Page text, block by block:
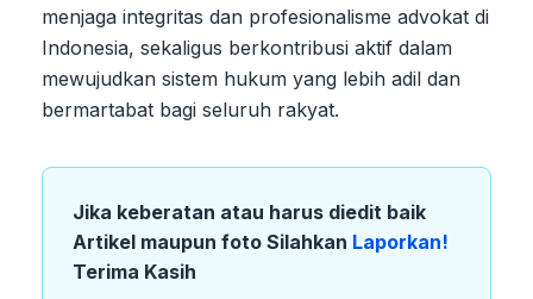
menjaga integritas dan profesionalisme advokat di
Indonesia, sekaligus berkontribusi aktif dalam
mewujudkan sistem hukum yang lebih adil dan
bermartabat bagi seluruh rakyat.
Jika keberatan atau harus diedit baik
Artikel maupun foto Silahkan Laporkan!
Terima Kasih